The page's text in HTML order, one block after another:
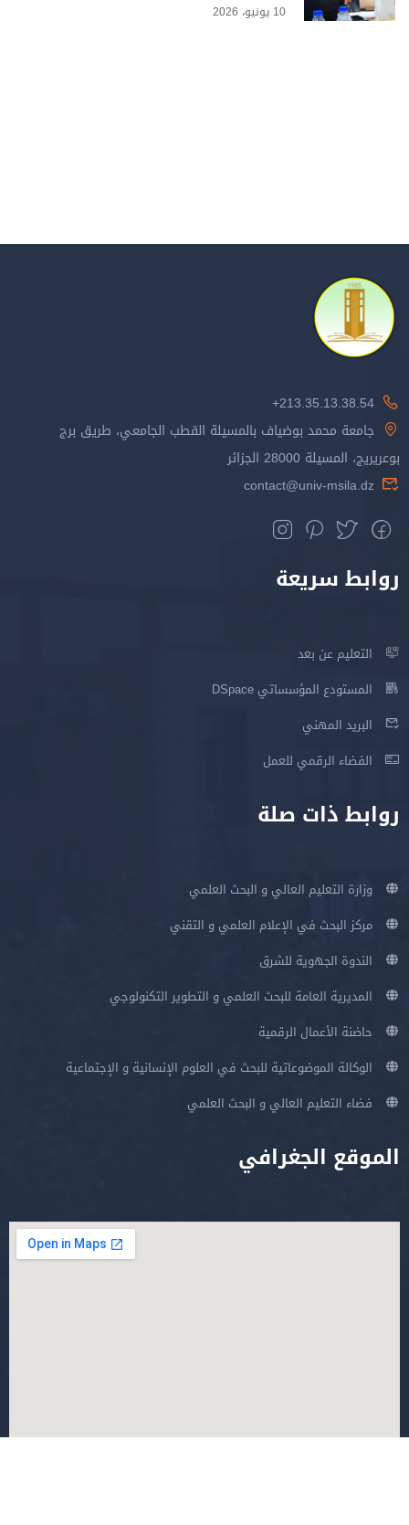
10 يونيو، 2026
213.35.13.38.54+
جامعة محمد بوضياف بالمسيلة القطب الجامعي، طريق برج
بوعريريج، المسيلة 28000 الجزائر
contact@univ-msila.dz
روابط سريعة
التعليم عن بعد
المستودع المؤسساتي DSpace
البريد المهني
الفضاء الرقمي للعمل
روابط ذات صلة
وزارة التعليم العالي و البحث العلمي
مركز البحث في الإعلام العلمي و التقني
الندوة الجهوية للشرق
المديرية العامة للبحث العلمي و التطوير التكنولوجي
حاضنة الأعمال الرقمية
الوكالة الموضوعاتية للبحث في العلوم الإنسانية و الإجتماعية
فضاء التعليم العالي و البحث العلمي
الموقع الجغرافي